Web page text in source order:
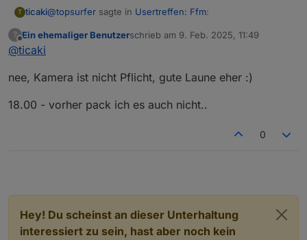
T ticaki@topsurfer sagte in Usertreffen: Ffm:
anschliessen (die Schärfe ist aber auch 20cm
Entfernung HW-seitig eingestellt ;-) )
Ich hoffe nicht das Kamera pflicht ist, a hab keine und b
muss ich dann ja rasieren
?
Offline
Ein ehemaliger Benutzerschrieb am 9. Feb. 2025, 11:49
zuletzt editiert von
@ticaki
nee, Kamera ist nicht Pflicht, gute Laune eher :)
18.00 - vorher pack ich es auch nicht..
0
Hey! Du scheinst an dieser Unterhaltung
interessiert zu sein, hast aber noch kein